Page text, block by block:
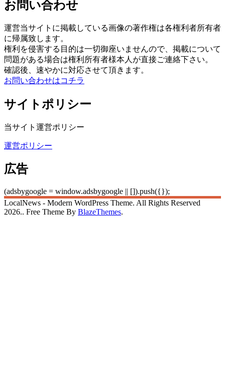
お問い合わせ
運営当サイトに掲載している画像の著作権は各権利者所有者
に帰属致します。
権利を侵害する目的は一切御座いませんので、掲載について
問題がある場合は権利所有者様本人が直接ご連絡下さい。
確認後、速やかに対応させて頂きます。
お問い合わせはコチラ
サイトポリシー
当サイト運営ポリシー
運営ポリシー
広告
(adsbygoogle = window.adsbygoogle || []).push({});
LocalNews - Modern WordPress Theme. All Rights Reserved
2026.. Free Theme By BlazeThemes.